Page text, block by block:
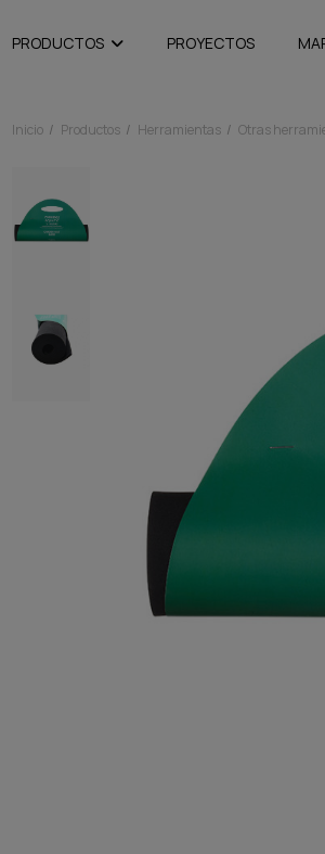
PRODUCTOS PROYECTOS
Inicio Productos Herramientas Otras